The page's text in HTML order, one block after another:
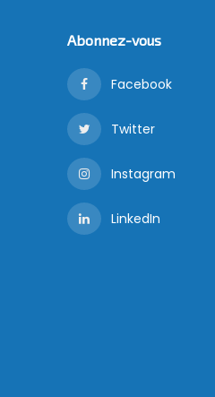
Abonnez-vous
Facebook
Twitter
Instagram
LinkedIn